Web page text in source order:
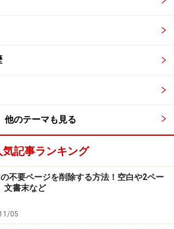
他のテーマも見る
気記事ランキング
不要ページを削除する方法！空白や2ペー
文書末など
05